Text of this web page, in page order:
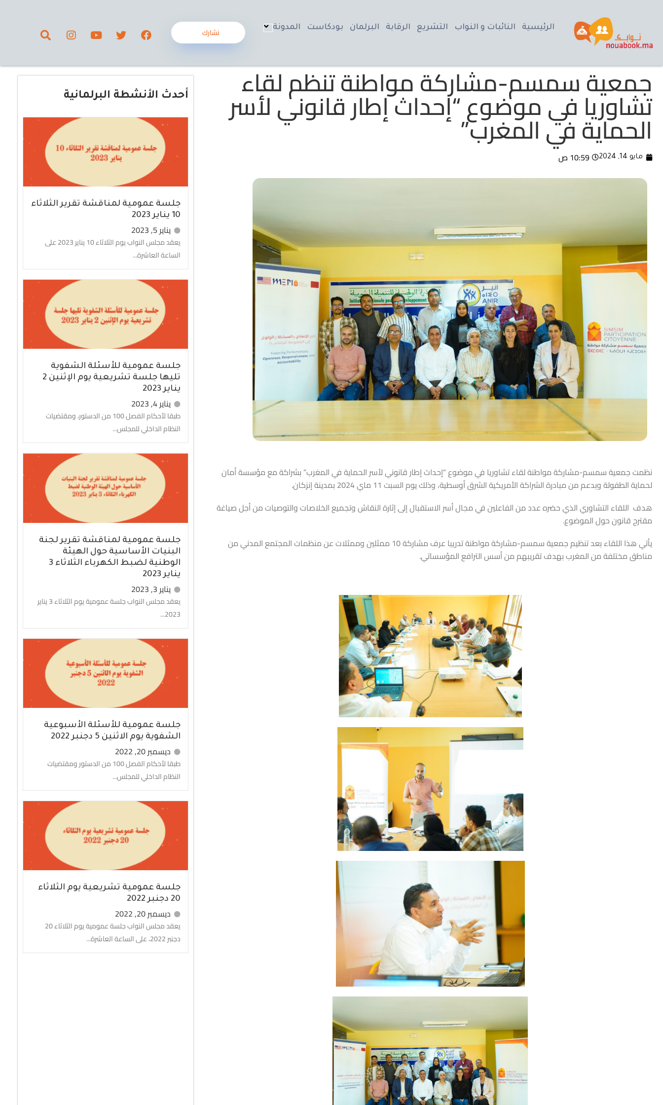
الرئيسية النائبات و النواب التشريع الرقابة البرلمان بودكاست المدونة نشارك
جمعية سمسم-مشاركة مواطنة تنظم لقاء
تشاوريا في موضوع “إحداث إطار قانوني لأسر
الحماية في المغرب”
مايو 14, 2024 10:59 ص
نظمت جمعية سمسم-مشاركة مواطنة لقاء تشاوريا في موضوع “إحداث إطار قانوني لأسر الحماية في المغرب” بشراكة مع مؤسسة أمان
لحماية الطفولة وبدعم من مبادرة الشراكة الأمريكية الشرق أوسطية، وذلك يوم السبت 11 ماي 2024 بمدينة إنزكان.
هدف اللقاء التشاوري الذي حضره عدد من الفاعلين في مجال أسر الاستقبال إلى إثارة النقاش وتجميع الخلاصات والتوصيات من أجل صياغة
مقترح قانون حول الموضوع.
يأتي هذا اللقاء بعد تنظيم جمعية سمسم-مشاركة مواطنة تدريبا عرف مشاركة 10 ممثلين وممثلات عن منظمات المجتمع المدني من
مناطق مختلفة من المغرب بهدف تقريبهم من أسس الترافع المؤسساتي.
أحدث الأنشطة البرلمانية
جلسة عمومية لمناقشة تقرير الثلاثاء
10 يناير 2023
يناير 5, 2023
يعقد مجلس النواب يوم الثلاثاء 10 يناير 2023 على
الساعة العاشرة...
جلسة عمومية للأسئلة الشفوية
تليها جلسة تشريعية يوم الإثنين 2
يناير 2023
يناير 4, 2023
طبقا لأحكام الفصل 100 من الدستور، ومقتضيات
النظام الداخلي للمجلس...
جلسة عمومية لمناقشة تقرير لجنة
البنيات الأساسية حول الهيئة
الوطنية لضبط الكهرباء الثلاثاء 3
يناير 2023
يناير 3, 2023
يعقد مجلس النواب جلسة عمومية يوم الثلاثاء 3 يناير
2023...
جلسة عمومية للأسئلة الأسبوعية
الشفوية يوم الاثنين 5 دجنبر 2022
ديسمبر 20, 2022
طبقا لأحكام الفصل 100 من الدستور ومقتضيات
النظام الداخلي للمجلس...
جلسة عمومية تشريعية يوم الثلاثاء
20 دجنبر 2022
ديسمبر 20, 2022
يعقد مجلس النواب جلسة عمومية يوم الثلاثاء 20
دجنبر 2022، على الساعة العاشرة...